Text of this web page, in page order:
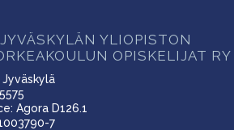
YLIOPISTON
OPISKELIJAT RY
Jyväskylä
Agora D126.1
7